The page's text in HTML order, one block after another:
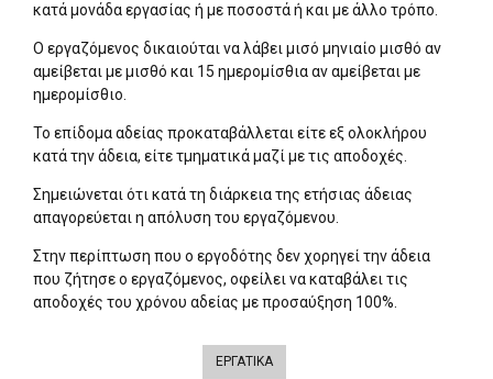
κατά μονάδα εργασίας ή με ποσοστά ή και με άλλο τρόπο.
Ο εργαζόμενος δικαιούται να λάβει μισό μηνιαίο μισθό αν
αμείβεται με μισθό και 15 ημερομίσθια αν αμείβεται με
ημερομίσθιο.
Το επίδομα αδείας προκαταβάλλεται είτε εξ ολοκλήρου
κατά την άδεια, είτε τμηματικά μαζί με τις αποδοχές.
Σημειώνεται ότι κατά τη διάρκεια της ετήσιας άδειας
απαγορεύεται η απόλυση του εργαζόμενου.
Στην περίπτωση που ο εργοδότης δεν χορηγεί την άδεια
που ζήτησε ο εργαζόμενος, οφείλει να καταβάλει τις
αποδοχές του χρόνου αδείας με προσαύξηση 100%.
ΕΡΓΑΤΙΚΑ